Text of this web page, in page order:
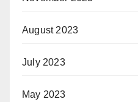
August 2023
July 2023
May 2023